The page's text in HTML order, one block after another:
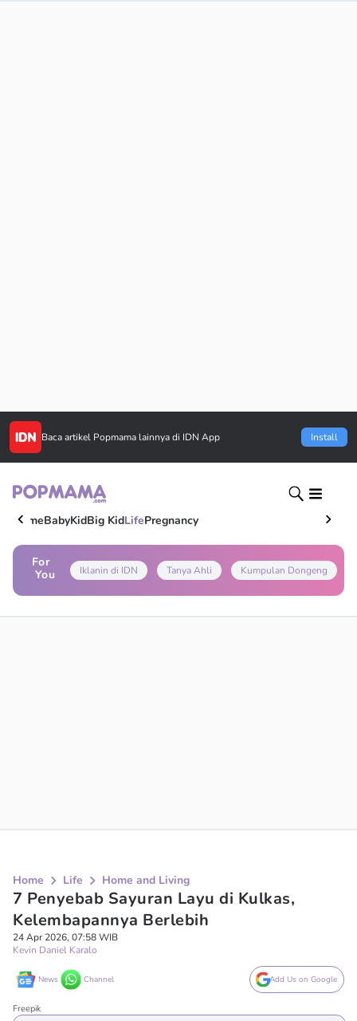
Baca artikel Popmama lainnya di IDN App Install
HomeBabyKidBig KidLifePregnancy
For
You
Iklanin di IDN Tanya Ahli Kumpulan Dongeng
Home Life Home and Living
7 Penyebab Sayuran Layu di Kulkas,
Kelembapannya Berlebih
24 Apr 2026, 07:58 WIB
Kevin Daniel Karalo
News Channel Add Us on Google
Freepik